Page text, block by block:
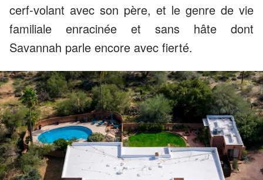
cerf-volant avec son père, et le genre de vie
familiale enracinée et sans hâte dont
Savannah parle encore avec fierté.